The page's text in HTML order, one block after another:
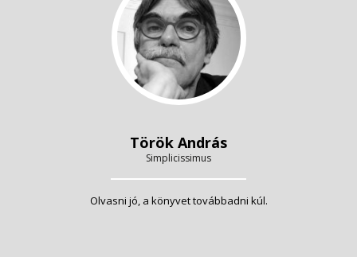
Török András
Simplicissimus
Olvasni jó, a könyvet továbbadni kúl.